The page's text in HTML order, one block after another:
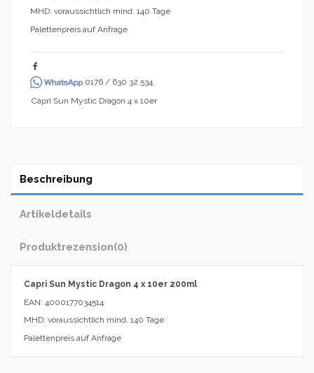
MHD: voraussichtlich mind. 140 Tage
Palettenpreis auf Anfrage
0176 / 630 32 534
Capri Sun Mystic Dragon 4 x 10er
Beschreibung
Artikeldetails
Produktrezension(0)
Capri Sun Mystic Dragon 4 x 10er 200ml
EAN: 4000177034514
MHD: voraussichtlich mind. 140 Tage
Palettenpreis auf Anfrage